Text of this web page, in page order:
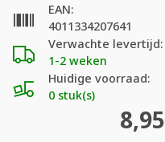
Verwachte levertijd:
1-2 weken
Huidige voorraad:
0 stuk(s)
EAN:
4011334207641
8,95